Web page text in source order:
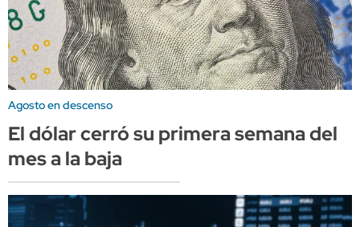
Agosto en descenso
El dólar cerró su primera semana del
mes a la baja